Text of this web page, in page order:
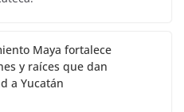
Maya fortalece
y raíces que dan
a Yucatán